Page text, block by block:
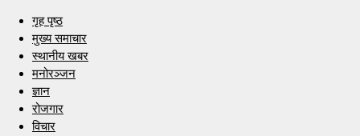
गृह पृष्ठ
मुख्य समाचार
स्थानीय खबर
मनोरञ्जन
ज्ञान
रोजगार
विचार